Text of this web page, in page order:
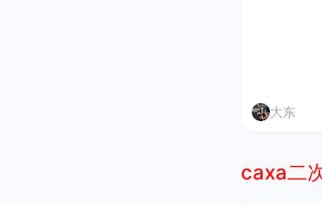
大东
caxa二